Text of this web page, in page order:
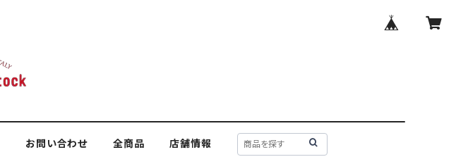
お問い合わせ 全商品 店舗情報